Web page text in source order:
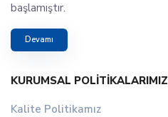
başlamıştır.
Devamı
KURUMSAL POLITIKALARIMIZ
Kalite Politikamız